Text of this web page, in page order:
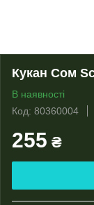
Кукан Сом
В наявності
Код: 80360004
255 ₴